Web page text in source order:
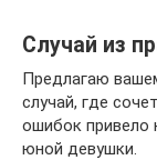
Случай из
Предлагаю
случай, где
ошибок привело
юной девушки.